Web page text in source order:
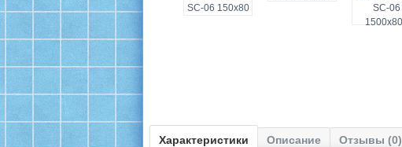
Характеристики Описание Отзывы (0)